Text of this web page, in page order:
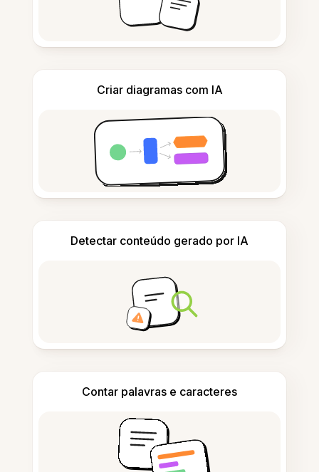
Criar diagramas com IA
Detectar conteúdo gerado por IA
Contar palavras e caracteres